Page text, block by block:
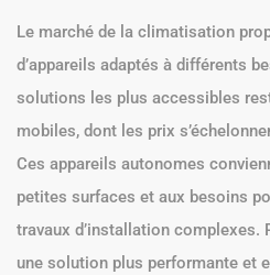
Le marché de la climatisation
d’appareils adaptés à différents
solutions les plus accessibles
mobiles, dont les prix
Ces appareils autonomes
petites surfaces et aux besoins
travaux d’installation complexes.
une solution plus performante et